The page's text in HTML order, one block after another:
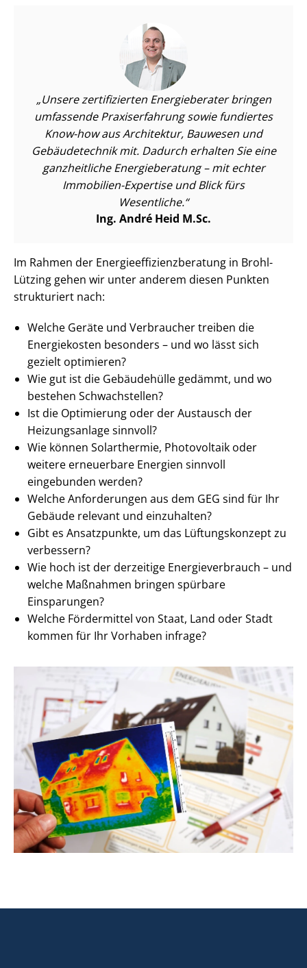
Unsere zertifizierten Energieberater bringen
umfassende Praxiserfahrung sowie fundiertes
Know-how aus Architektur, Bauwesen und
Gebäudetechnik mit. Dadurch erhalten Sie eine
ganzheitliche Energieberatung – mit echter
Immobilien-Expertise und Blick fürs
Wesentliche.
Ing. André Heid M.Sc.
Im Rahmen der En­er­gie­ef­fi­zi­enz­be­ra­tung in Brohl-
Lützing gehen wir unter anderem diesen Punkten
strukturiert nach:
Welche Geräte und Verbraucher treiben die
Energiekosten besonders – und wo lässt sich
gezielt optimieren?
Wie gut ist die Gebäudehülle gedämmt, und wo
bestehen Schwachstellen?
Ist die Optimierung oder der Austausch der
Heizungsanlage sinnvoll?
Wie können Solarthermie, Photovoltaik oder
weitere erneuerbare Energien sinnvoll
eingebunden werden?
Welche Anforderungen aus dem GEG sind für Ihr
Gebäude relevant und einzuhalten?
Gibt es Ansatzpunkte, um das Lüftungskonzept zu
verbessern?
Wie hoch ist der derzeitige En­er­gie­ver­brauch – und
welche Maßnahmen bringen spürbare
Einsparungen?
Welche Fördermittel von Staat, Land oder Stadt
kommen für Ihr Vorhaben infrage?